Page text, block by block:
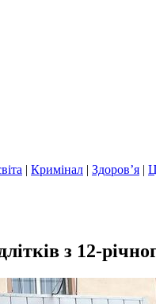
| Кримінал | Здоров’я |
з 12-